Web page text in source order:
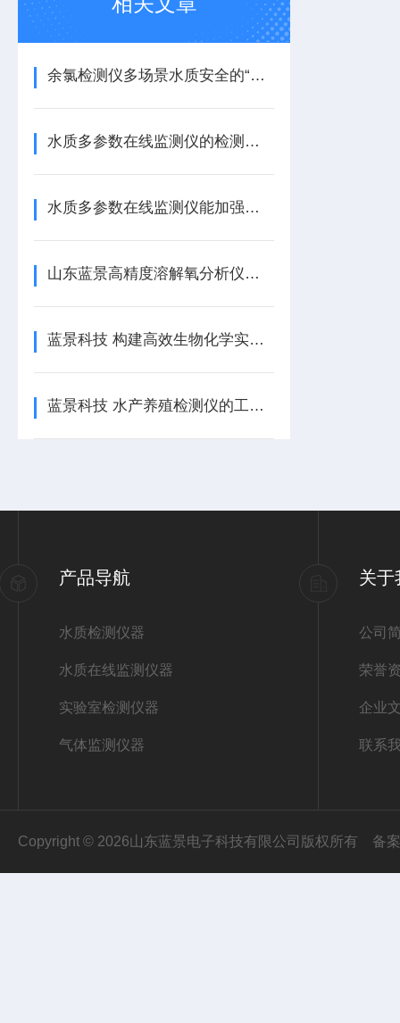
余氯检测仪多场景水质安全的“精准标尺”
水质多参数在线监测仪的检测频率需进行科学设定
水质多参数在线监测仪能加强水质安全管理工作
山东蓝景高精度溶解氧分析仪的工作原理
蓝景科技 构建高效生物化学实验室的全面指南
蓝景科技 水产养殖检测仪的工作原理
产品导航
水质检测仪器
水质在线监测仪器
实验室检测仪器
气体监测仪器
关于
公司
荣誉
企业
联系
Copyright © 2026山东蓝景电子科技有限公司版权所有 备